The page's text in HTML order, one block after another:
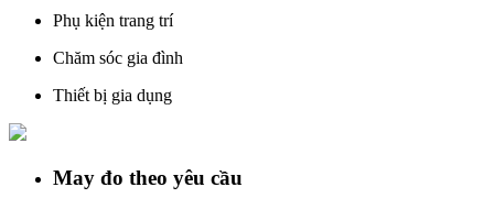
Phụ kiện trang trí
Chăm sóc gia đình
Thiết bị gia dụng
May đo theo yêu cầu